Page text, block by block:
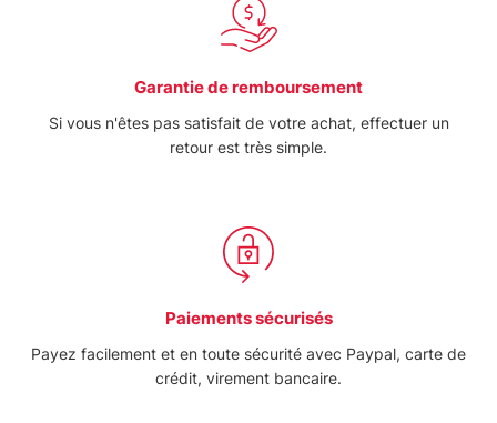
Garantie de remboursement
Si vous n'êtes pas satisfait de votre achat, effectuer un
retour est très simple.
Paiements sécurisés
Payez facilement et en toute sécurité avec Paypal, carte de
crédit, virement bancaire.